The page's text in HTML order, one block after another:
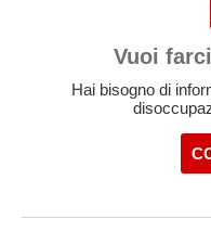
Vuoi
Hai bisogno di